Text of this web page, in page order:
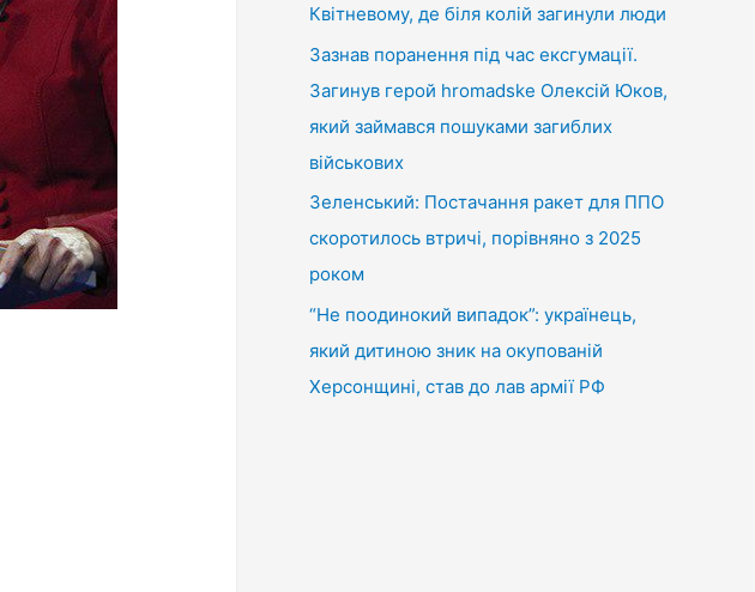
Квітневому, де біля колій загинули люди
Зазнав поранення під час ексгумації.
Загинув герой hromadske Олексій Юков,
який займався пошуками загиблих
військових
Зеленський: Постачання ракет для ППО
скоротилось втричі, порівняно з 2025
роком
“Не поодинокий випадок”: українець,
який дитиною зник на окупованій
Херсонщині, став до лав армії РФ